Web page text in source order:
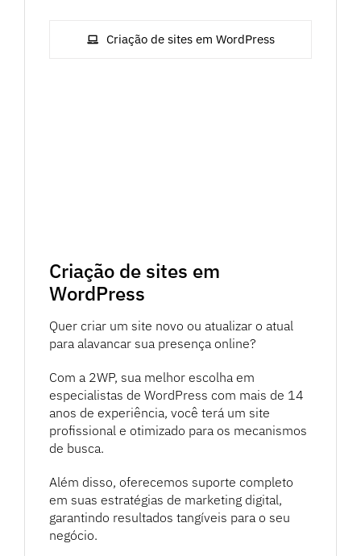
Criação de sites em WordPress
Criação de sites em
WordPress
Quer criar um site novo ou atualizar o atual
para alavancar sua presença online?
Com a 2WP, sua melhor escolha em
especialistas de WordPress com mais de 14
anos de experiência, você terá um site
profissional e otimizado para os mecanismos
de busca.
Além disso, oferecemos suporte completo
em suas estratégias de marketing digital,
garantindo resultados tangíveis para o seu
negócio.